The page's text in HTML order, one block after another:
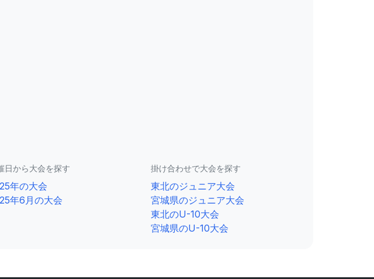
日から大会を探す
年の大会
年6月の大会
掛け合わせで大会を探す
東北のジュニア大会
宮城県のジュニア大会
東北のU-10大会
宮城県のU-10大会